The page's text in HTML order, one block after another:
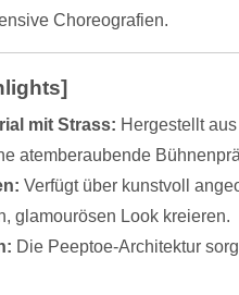
Choreografien.
mit Strass: Hergestellt
atemberaubende
Verfügt über kunstvoll
glamourösen Look kreieren.
Die Peeptoe-Architektur